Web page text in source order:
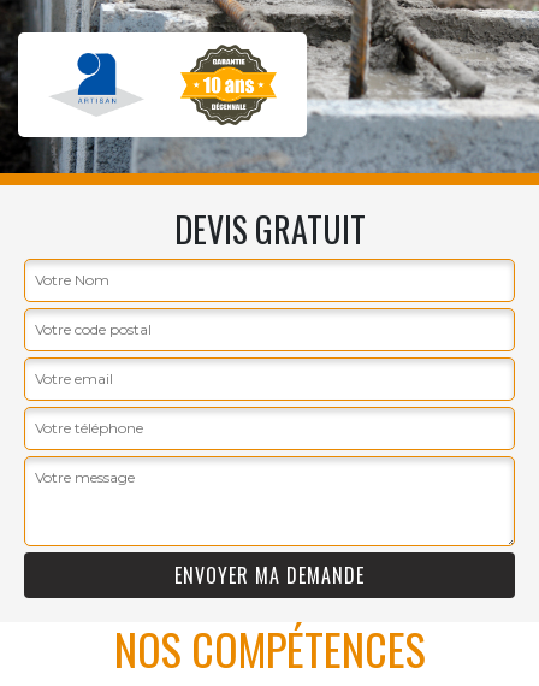
DEVIS GRATUIT
NOS COMPÉTENCES